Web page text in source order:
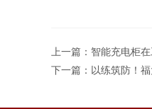
上一篇： 智能充电柜
下一篇： 以练筑防！